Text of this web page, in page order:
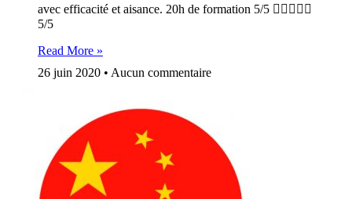
avec efficacité et aisance. 20h de formation 5/5 
5/5
Read More »
26 juin 2020
Aucun commentaire